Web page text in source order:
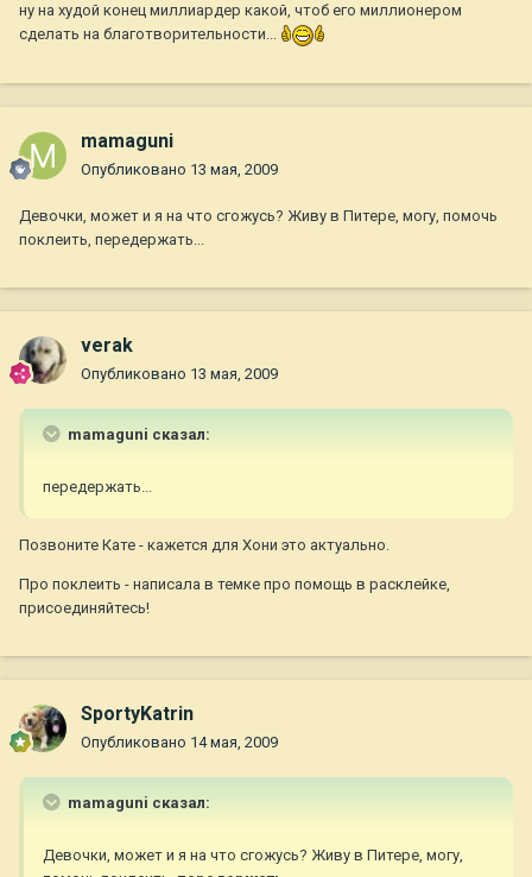
ну на худой конец миллиардер какой, чтоб его миллионером
сделать на благотворительности...
mamaguni
Опубликовано 13 мая, 2009
Девочки, может и я на что сгожусь? Живу в Питере, могу, помочь
поклеить, передержать...
verak
Опубликовано 13 мая, 2009
mamaguni сказал:
передержать...
Позвоните Кате - кажется для Хони это актуально.
Про поклеить - написала в темке про помощь в расклейке,
присоединяйтесь!
SportyKatrin
Опубликовано 14 мая, 2009
mamaguni сказал:
Девочки, может и я на что сгожусь? Живу в Питере, могу,